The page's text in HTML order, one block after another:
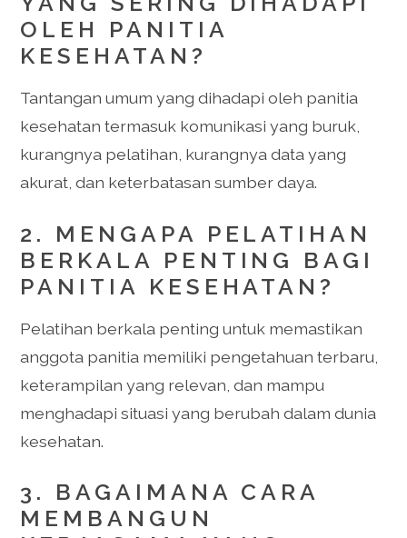
OLEH PANITIA
KESEHATAN?
Tantangan umum yang dihadapi oleh panitia
kesehatan termasuk komunikasi yang buruk,
kurangnya pelatihan, kurangnya data yang
akurat, dan keterbatasan sumber daya.
2. MENGAPA PELATIHAN
BERKALA PENTING BAGI
PANITIA KESEHATAN?
Pelatihan berkala penting untuk memastikan
anggota panitia memiliki pengetahuan terbaru,
keterampilan yang relevan, dan mampu
menghadapi situasi yang berubah dalam dunia
kesehatan.
3. BAGAIMANA CARA
MEMBANGUN